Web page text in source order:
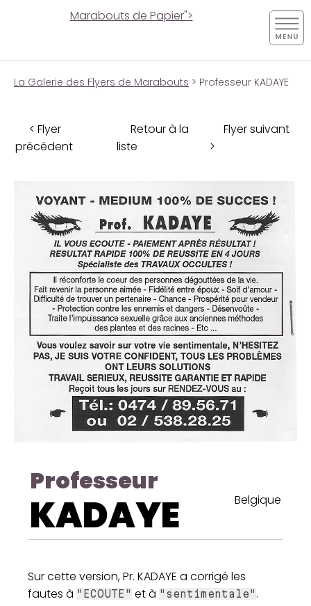
Marabouts de Papier">
La Galerie des Flyers de Marabouts > Professeur KADAYE
< Flyer
précédent
Retour à la
liste
Flyer suivant
>
Professeur
KADAYE Belgique
Sur cette version, Pr. KADAYE a corrigé les
fautes à "ECOUTE" et à "sentimentale" .